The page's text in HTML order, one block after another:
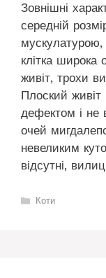
Зовнішні
середній
мускулатурою,
клітка широка
живіт, трохи
Плоский живіт
дефектом і не
очей
невеликим
відсутні,
Категорії
Коти